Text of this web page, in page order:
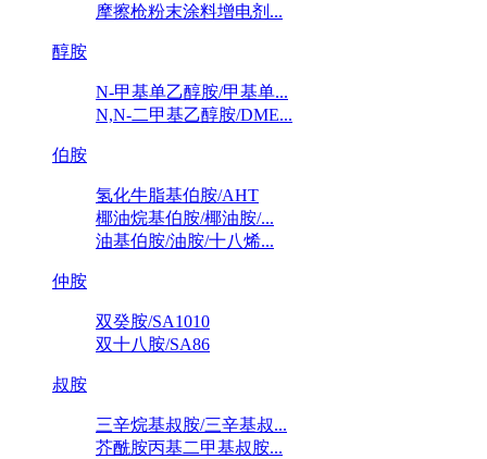
摩擦枪粉末涂料增电剂...
醇胺
N-甲基单乙醇胺/甲基单...
N,N-二甲基乙醇胺/DME...
伯胺
氢化牛脂基伯胺/AHT
椰油烷基伯胺/椰油胺/...
油基伯胺/油胺/十八烯...
仲胺
双癸胺/SA1010
双十八胺/SA86
叔胺
三辛烷基叔胺/三辛基叔...
芥酰胺丙基二甲基叔胺...